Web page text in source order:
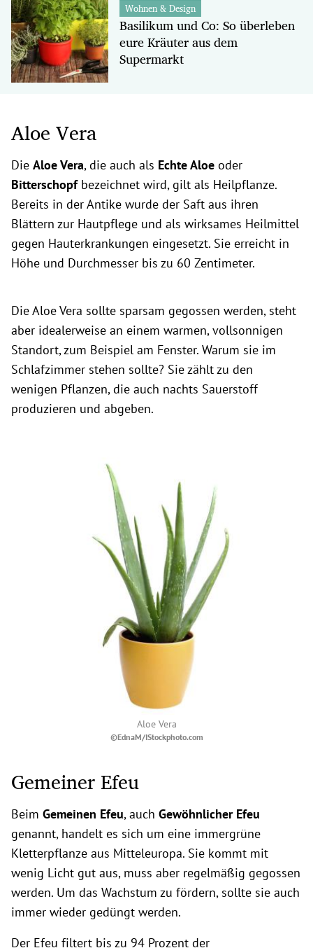
Wohnen & Design
Basilikum und Co: So überleben
eure Kräuter aus dem
Supermarkt
Aloe Vera
Die Aloe Vera, die auch als Echte Aloe oder
Bitterschopfbezeichnet wird, gilt als Heilpflanze.
Bereits in der Antike wurde der Saft aus ihren
Blättern zur Hautpflege und als wirksames Heilmittel
gegen Hauterkrankungen eingesetzt. Sie erreicht in
Höhe und Durchmesser bis zu 60 Zentimeter.
Die Aloe Vera sollte sparsam gegossen werden, steht
aber idealerweise an einem warmen, vollsonnigen
Standort, zum Beispiel am Fenster. Warum sie im
Schlafzimmer stehen sollte? Sie zählt zu den
wenigen Pflanzen, die auch nachts Sauerstoff
produzieren und abgeben.
Aloe Vera
©EdnaM/IStockphoto.com
Gemeiner Efeu
Beim Gemeinen Efeu, auch Gewöhnlicher Efeu
genannt, handelt es sich um eine immergrüne
Kletterpflanze aus Mitteleuropa. Sie kommt mit
wenig Licht gut aus, muss aber regelmäßig gegossen
werden. Um das Wachstum zu fördern, sollte sie auch
immer wieder gedüngt werden.
Der Efeu filtert bis zu 94 Prozent der